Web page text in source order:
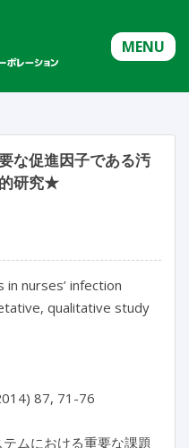
MENU
な促進因子である汚
研究★
nurses’ infection
qualitative study
87, 71-76
ムにおける重要な課題